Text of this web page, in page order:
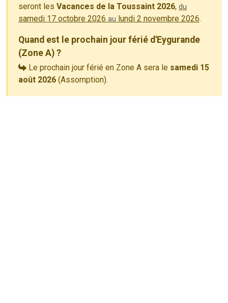
seront les Vacances de la Toussaint 2026, du
samedi 17 octobre 2026 au lundi 2 novembre 2026.
Quand est le prochain jour férié d'Eygurande
(Zone A) ?
Le prochain jour férié en Zone A sera le samedi 15
août 2026 (Assomption).